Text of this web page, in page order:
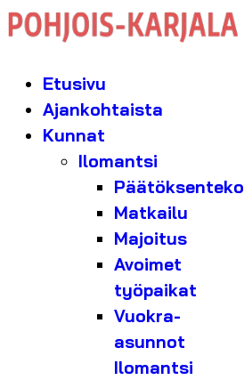
Etusivu
Ajankohtaista
Kunnat
Ilomantsi
Päätöksenteko
Matkailu
Majoitus
Avoimet
työpaikat
Vuokra-
asunnot
Ilomantsi